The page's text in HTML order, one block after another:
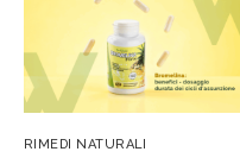
RIMEDI NATURALI